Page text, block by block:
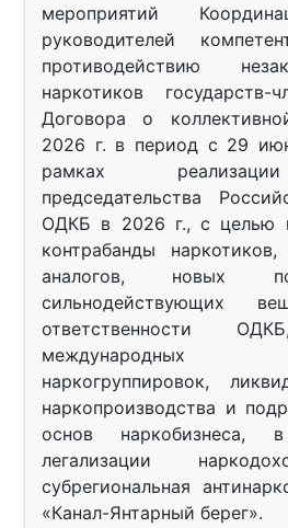
мероприятий
руководителей
противодействию
наркотиков государств-
Договора о
2026 г. в период с 29
рамках
председательства
ОДКБ в 2026 г., с целью
контрабанды
аналогов, новых
сильнодействующих
ответственности
международных
наркогруппировок,
наркопроизводства и
основ наркобизнеса,
легализации
субрегиональная
«Канал-Янтарный берег».